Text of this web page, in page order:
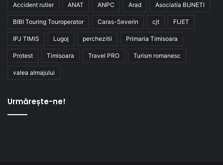
Accident rutier ANAT ANPC Arad Asociatia BUNETI
BIBI Touring Touroperator Caras-Severin cjt FIJET
IPJ TIMIS Lugoj perchezitii Primaria Timisoara
Protest Timisoara Travel PRO Turism romanesc
valea almajului
Urmărește-ne!